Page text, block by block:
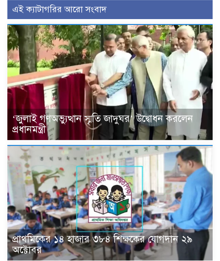
এই ক্যাটাগরির আরো সংবাদ
‘জুলাই গণঅভ্যুত্থান স্মৃতি জাদুঘর’ উদ্বোধন করলেন
প্রধানমন্ত্রী
প্রাথমিকের ১৪ হাজার ৩৮৪ শিক্ষকের যোগদান ২৯
অক্টোবর